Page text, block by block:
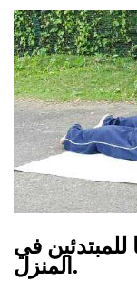
في
المنزل .